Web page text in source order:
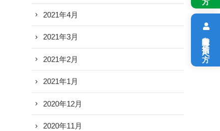
2021年4月
2021年3月
2021年2月
2021年1月
2020年12月
2020年11月
保育教諭を目指す方へ